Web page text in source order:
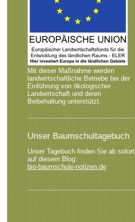
Mit dieser Maßnahme werden
landwirtschaftliche Betriebe bei der
Einführung von ökologischer
Landwirtschaft und deren
Beibehaltung unterstützt.
Unser Baumschultagebuch
Unser Tagebuch finden Sie ab sofort
auf diesem Blog:
bio-baumschule-notizen.de